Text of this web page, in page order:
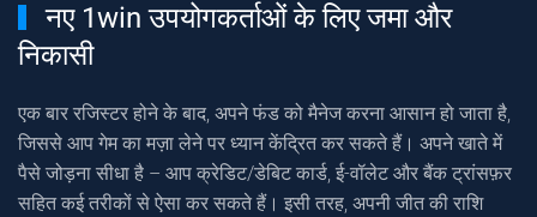
नए 1win उपयोगकर्ताओं के लिए जमा और
निकासी
एक बार रजिस्टर होने के बाद, अपने फंड को मैनेज करना आसान हो जाता है,
जिससे आप गेम का मज़ा लेने पर ध्यान केंद्रित कर सकते हैं। अपने खाते में
पैसे जोड़ना सीधा है – आप क्रेडिट/डेबिट कार्ड, ई-वॉलेट और बैंक ट्रांसफ़र
सहित कई तरीकों से ऐसा कर सकते हैं। इसी तरह, अपनी जीत की राशि